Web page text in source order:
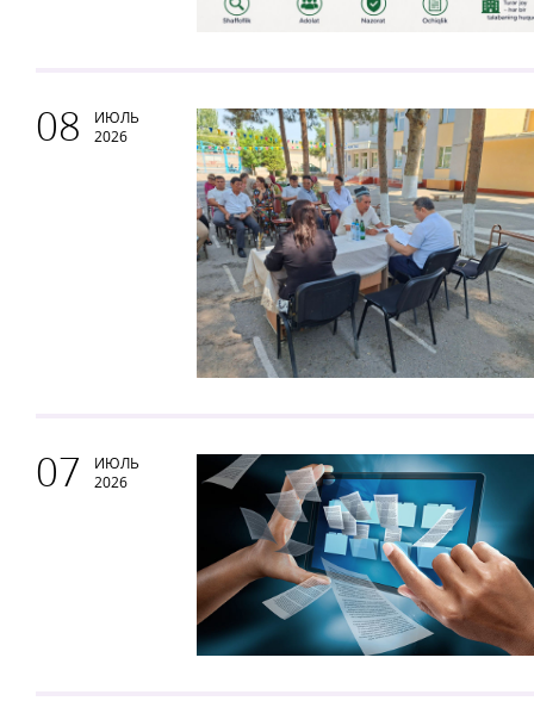
08
ИЮЛЬ
2026
07
ИЮЛЬ
2026